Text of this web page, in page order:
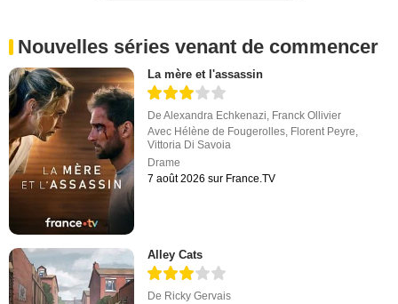
Nouvelles séries venant de commencer
La mère et l'assassin
DeAlexandra Echkenazi Franck Ollivier
Avec Hélène de Fougerolles Florent Peyre
Vittoria Di Savoia
Drame
7 août 2026 sur France.TV
Alley Cats
De Ricky Gervais